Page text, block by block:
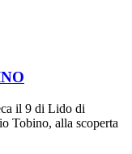
il 9 di Lido di
Tobino, alla scoperta